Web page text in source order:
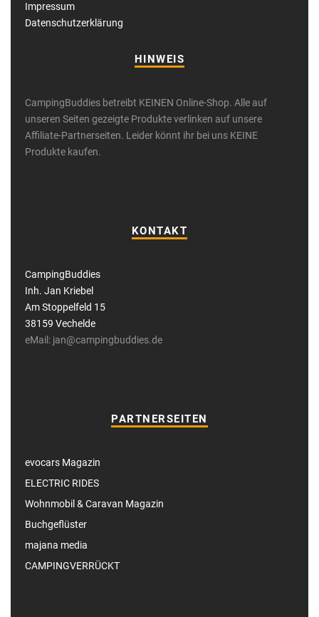
Impressum
Datenschutzerklärung
HINWEIS
CampingBuddies betreibt KEINEN Online-Shop. Alle auf
unseren Seiten gezeigte Produkte verlinken auf unsere
Affiliate-Partnerseiten. Leider könnt ihr bei uns KEINE
Produkte kaufen.
KONTAKT
CampingBuddies
Inh. Jan Kriebel
Am Stoppelfeld 15
38159 Vechelde
eMail: jan@campingbuddies.de
PARTNERSEITEN
evocars Magazin
ELECTRIC RIDES
Wohnmobil & Caravan Magazin
Buchgeflüster
majana media
CAMPINGVERRÜCKT